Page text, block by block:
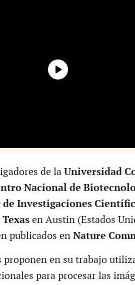
de la Universidad
Nacional de
Investigaciones
en Austin (Estados
publicados en Nature
proponen en su trabajo
para procesar las